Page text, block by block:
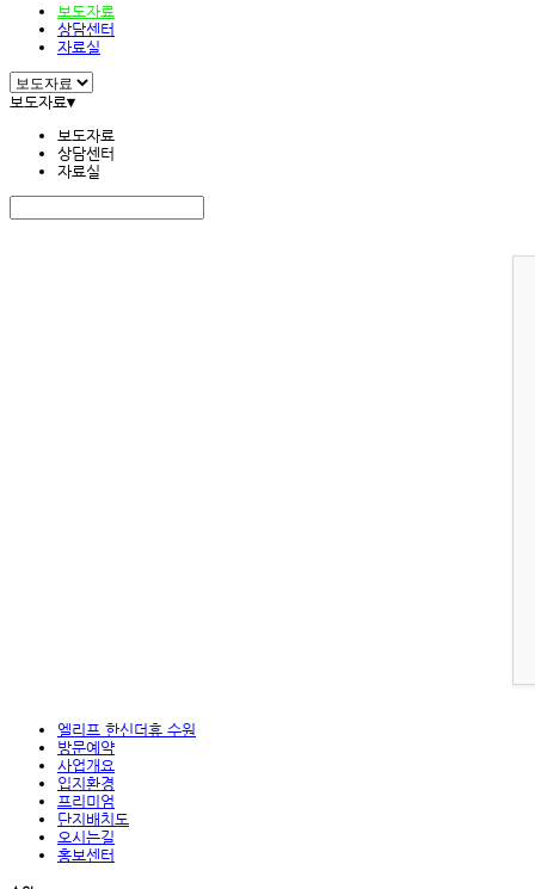
보도자료
상담센터
자료실
보도자료▾
보도자료
상담센터
자료실
엘리프 한신더휴 수원
방문예약
사업개요
입지환경
프리미엄
단지배치도
오시는길
홍보센터